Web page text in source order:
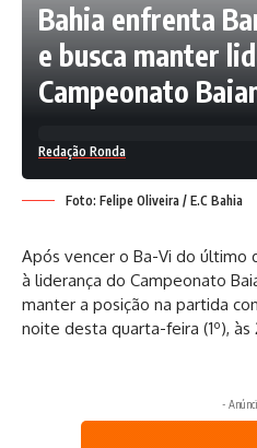
Bahia enfrenta
e busca manter
Campeonato
Redação Ronda
Foto: Felipe Oliveira / E.C Bahia
Após vencer o Ba-Vi do último
à liderança do Campeonato
manter a posição na partida
noite desta quarta-feira (1º), às
-